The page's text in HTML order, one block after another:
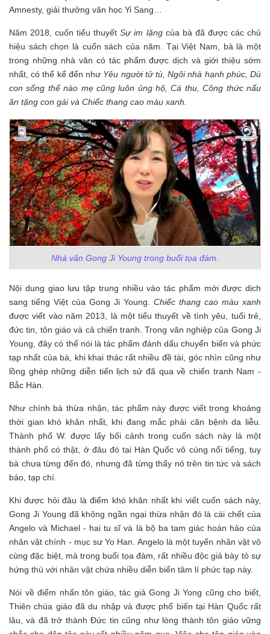
Amnesty, giải thưởng văn học Yi Sang…
Năm 2018, cuốn tiểu thuyếtSự im lặngcủa bà đã được các chủ
hiệu sách chọn là cuốn sách của năm. Tại Việt Nam, bà là một
trong những nhà văn có tác phẩm được dịch và giới thiệu sớm
nhất, có thể kể đến như Yêu người tử tù, Ngôi nhà hạnh phúc, Dù
con sống thế nào mẹ cũng luôn ủng hộ, Cá thu, Công thức nấu
ăn tặng con gái và Chiếc thang cao màu xanh.
Nhà văn Gong Ji Young trong buổi tọa đàm.
Nội dung giao lưu tập trung nhiều vào tác phẩm mới được dịch
sang tiếng Việt của Gong Ji Young. Chiếc thang cao màu xanh
được viết vào năm 2013, là một tiểu thuyết về tình yêu, tuổi trẻ,
đức tin, tôn giáo và cả chiến tranh. Trong văn nghiệp của Gong Ji
Young, đây có thể nói là tác phẩm đánh dấu chuyển biến và phức
tạp nhất của bà, khi khai thác rất nhiều đề tài, góc nhìn cũng như
lồng ghép những diễn tiến lịch sử đã qua về chiến tranh Nam -
Bắc Hàn.
Như chính bà thừa nhận, tác phẩm này được viết trong khoảng
thời gian khó khăn nhất, khi đang mắc phải căn bệnh da liễu.
Thành phố W. được lấy bối cảnh trong cuốn sách này là một
thành phố có thật, ở đâu đó tại Hàn Quốc vô cùng nổi tiếng, tuy
bà chưa từng đến đó, nhưng đã từng thấy nó trên tin tức và sách
báo, tạp chí.
Khi được hỏi đâu là điểm khó khăn nhất khi viết cuốn sách này,
Gong Ji Young đã không ngần ngại thừa nhận đó là cái chết của
Angelo và Michael - hai tu sĩ và là bộ ba tam giác hoàn hảo của
nhân vật chính - mục sư Yo Han. Angelo là một tuyến nhân vật vô
cùng đặc biệt, mà trong buổi tọa đàm, rất nhiều độc giả bày tỏ sự
hứng thú với nhân vật chứa nhiều diễn biến tâm lí phức tạp này.
Nói về điểm nhấn tôn giáo, tác giả Gong Ji Yong cũng cho biết,
Thiên chúa giáo đã du nhập và được phổ biến tại Hàn Quốc rất
lâu, và đã trở thành Đức tin cũng như lòng thành tôn giáo vững